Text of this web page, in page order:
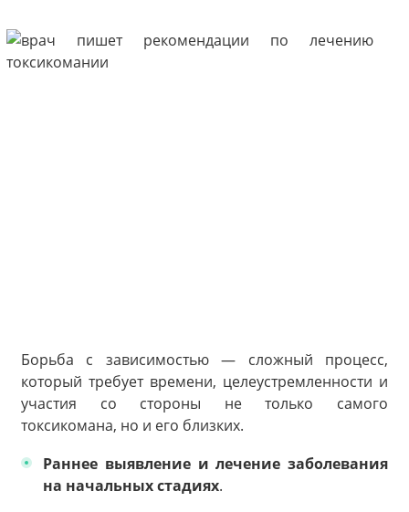
Борьба с зависимостью — сложный процесс,
который требует времени, целеустремленности и
участия со стороны не только самого
токсикомана, но и его близких.
Раннее выявление и лечение заболевания
на начальных стадиях.